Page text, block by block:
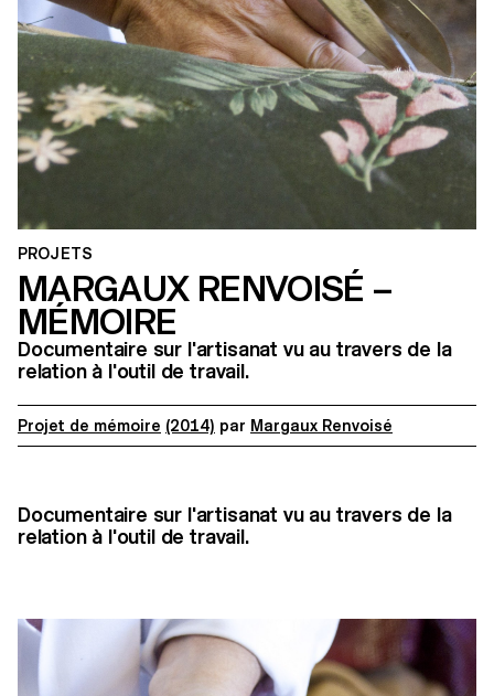
PROJETS
MARGAUX RENVOISÉ –
MÉMOIRE
Documentaire sur l'artisanat vu au travers de la
relation à l'outil de travail.
Projet de mémoire (2014) par Margaux Renvoisé
Documentaire sur l'artisanat vu au travers de la
relation à l'outil de travail.